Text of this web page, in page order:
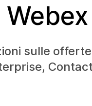
sulle offerte